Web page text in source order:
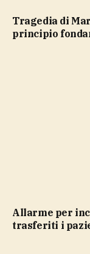
Tragedia di Marcinelle, Mattarella: “Sicurezza,
principio
Allarme per incendio al Policlinico Gemelli,
trasferiti i